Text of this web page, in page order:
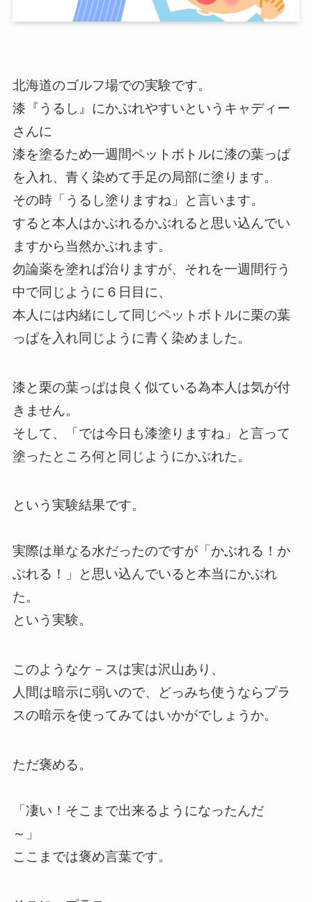
北海道のゴルフ場での実験です。
漆『うるし』にかぶれやすいというキャディー
さんに
漆を塗るため一週間ペットボトルに漆の葉っぱ
を入れ、青く染めて手足の局部に塗ります。
その時「うるし塗りますね」と言います。
すると本人はかぶれるかぶれると思い込んでい
ますから当然かぶれます。
勿論薬を塗れば治りますが、それを一週間行う
中で同じように６日目に、
本人には内緒にして同じペットボトルに栗の葉
っぱを入れ同じように青く染めました。
漆と栗の葉っぱは良く似ている為本人は気が付
きません。
そして、「では今日も漆塗りますね」と言って
塗ったところ何と同じようにかぶれた。
という実験結果です。
実際は単なる水だったのですが「かぶれる！か
ぶれる！」と思い込んでいると本当にかぶれ
た。
という実験。
このようなケ－スは実は沢山あり、
人間は暗示に弱いので、どっみち使うならプラ
スの暗示を使ってみてはいかがでしょうか。
ただ褒める。
「凄い！そこまで出来るようになったんだ
～」
ここまでは褒め言葉です。